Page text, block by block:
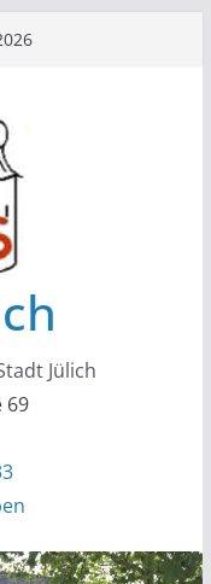
Jülich
69